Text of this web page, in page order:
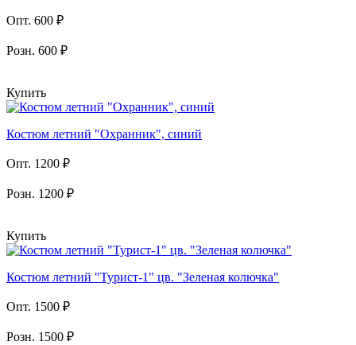
Опт. 600 ₽
Розн. 600 ₽
Купить
Костюм летний "Охранник", синий
Опт. 1200 ₽
Розн. 1200 ₽
Купить
Костюм летний "Турист-1" цв. "Зеленая колючка"
Опт. 1500 ₽
Розн. 1500 ₽